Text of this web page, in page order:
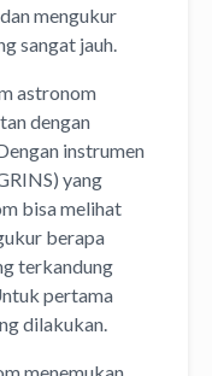
mengukur
sangat jauh.
astronom
dengan
instrumen
yang
bisa melihat
berapa
terkandung
pertama
dilakukan.